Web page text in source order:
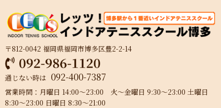
〒812-0042 福岡県福岡市博多区豊2-2-14
通じない時は 092-400-7387
営業時間：月曜日 14:00～23:00 火～金曜日 9:30～23:00 土曜日
8:30～23:00 日曜日 8:30～21:00